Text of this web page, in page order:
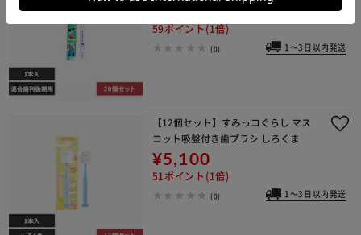
¥5,910
59ポイント(1倍)
(0) 1～3日以内発送
【12個セット】すみっコぐらし マス
コット吸盤付き歯ブラシ しろくま
¥5,100
51ポイント(1倍)
(0) 1～3日以内発送